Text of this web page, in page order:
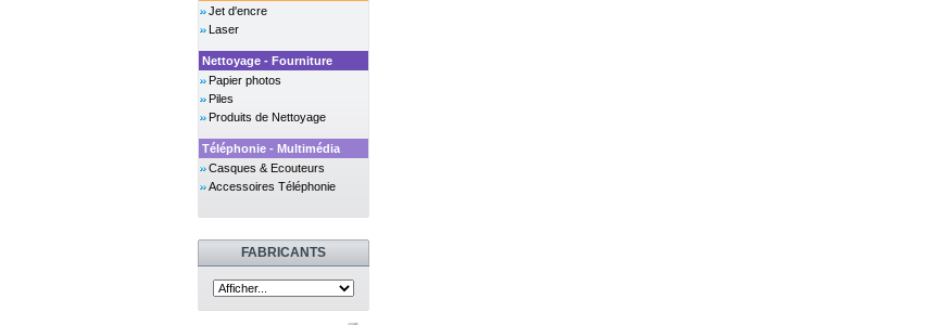
Jet d'encre
Laser
Nettoyage - Fourniture
Papier photos
Piles
Produits de Nettoyage
Téléphonie - Multimédia
Casques & Ecouteurs
Accessoires Téléphonie
FABRICANTS